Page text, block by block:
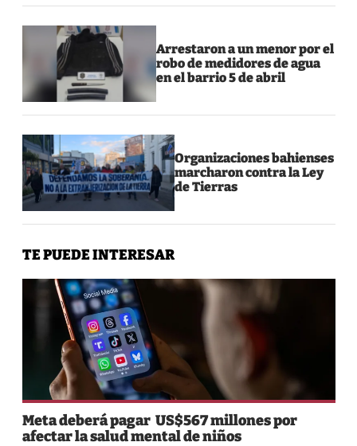
Arrestaron a un menor por el
robo de medidores de agua
en el barrio 5 de abril
Organizaciones bahienses
marcharon contra la Ley
de Tierras
TE PUEDE INTERESAR
Meta deberá pagar US$567 millones por
afectar la salud mental de niños